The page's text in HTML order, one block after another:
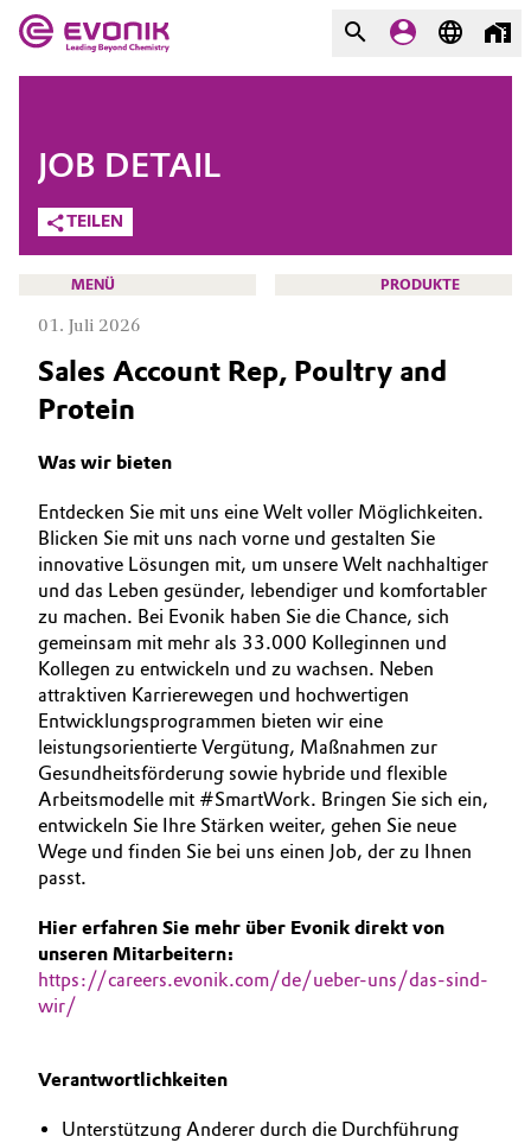
Market
Additive Manufacturing
Adhesives & Sealants
Agriculture
Animal Nutrition & Health
Automotive & Transportation
Battery
Building, Construction & Infrastructure
Catalysts
Chemical Industry
Circular Economy
Coatings, Paints & Printing
Composites
Evonik - Leading Beyond
Chemistry
Was uns antreibt
Über Evonik
We go beyond
Innovation
Purpose
BVB Partnerschaft
Geschichte
Struktur & Organisation
Vorstand
Aufsichtsrat
Struktur
Business Lines
ESHQ
Einkauf
(AVB)
UNTERNEHMEN
TEILEN
JOB DETAIL
MENÜ PRODUKTE
KARRIERE
WARUM EVONIK
AUSBILDUNG
BEWERBUNG
INTERNATIONALE ARBEITSKULTUR
01. Juli 2026
Sales Account Rep, Poultry and
Protein
Was wir bieten
Entdecken Sie mit uns eine Welt voller Möglichkeiten.
Blicken Sie mit uns nach vorne und gestalten Sie
innovative Lösungen mit, um unsere Welt nachhaltiger
und das Leben gesünder, lebendiger und komfortabler
zu machen. Bei Evonik haben Sie die Chance, sich
gemeinsam mit mehr als 33.000 Kolleginnen und
Kollegen zu entwickeln und zu wachsen. Neben
attraktiven Karrierewegen und hochwertigen
Entwicklungsprogrammen bieten wir eine
leistungsorientierte Vergütung, Maßnahmen zur
Gesundheitsförderung sowie hybride und flexible
Arbeitsmodelle mit #SmartWork. Bringen Sie sich ein,
entwickeln Sie Ihre Stärken weiter, gehen Sie neue
Wege und finden Sie bei uns einen Job, der zu Ihnen
passt.
Hier erfahren Sie mehr über Evonik direkt von
unseren Mitarbeitern:
https://careers.evonik.com/de/ueber-uns/das-sind-
wir/
Verantwortlichkeiten
Unterstützung Anderer durch die Durchführung